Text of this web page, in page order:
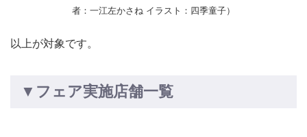
者：一江左かさね イラスト：四季童子）
以上が対象です。
▼フェア実施店舗一覧